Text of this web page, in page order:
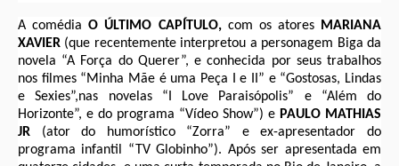
A comédiaO ÚLTIMO CAPÍTULO,com os atores MARIANA
XAVIER (que recentemente interpretou a personagem Biga da
novela “A Força do Querer”, e conhecida por seus trabalhos
nos filmes “Minha Mãe é uma Peça I e II” e “Gostosas, Lindas
e Sexies”,nas novelas “I Love Paraisópolis” e “Além do
Horizonte”, e do programa “Vídeo Show”) e PAULO MATHIAS
JR (ator do humorístico “Zorra” e ex-apresentador do
programa infantil “TV Globinho”). Após ser apresentada em